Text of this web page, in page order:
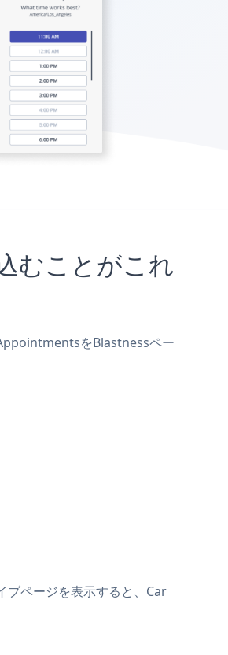
ことがこれ
をBlastnessペー
ページを表示すると、Car